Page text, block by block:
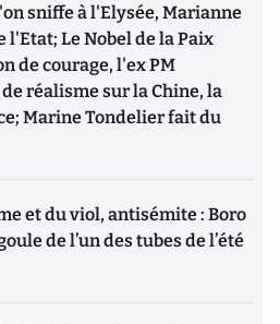
sniffe à l'Elysée, Marianne
l'Etat; Le Nobel de la Paix
de courage, l'ex PM
réalisme sur la Chine, la
Marine Tondelier fait du
et du viol, antisémite : Boro
de l’un des tubes de l’été